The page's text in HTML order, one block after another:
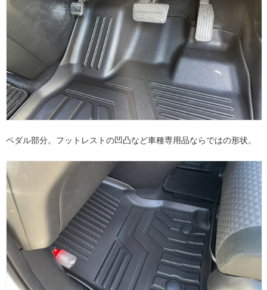
ペダル部分。フットレストの凹凸など車種専用品ならではの形状。